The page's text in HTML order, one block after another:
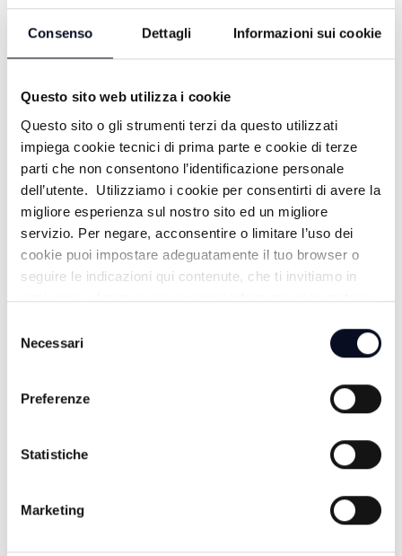
Consenso Dettagli Informazioni sui cookie
Questo sito web utilizza i cookie
Questo sito o gli strumenti terzi da questo utilizzati
impiega cookie tecnici di prima parte e cookie di terze
parti che non consentono l’identificazione personale
dell’utente. Utilizziamo i cookie per consentirti di avere la
migliore esperienza sul nostro sito ed un migliore
servizio. Per negare, acconsentire o limitare l’uso dei
cookie puoi impostare adeguatamente il tuo browser o
seguire le indicazioni qui contenute, che ti invitiamo in
ogni caso a leggere per maggiori informazioni in materia
delNecessari
Preferenze
Statistiche
Marketing
ALTRE NOTIZIE TUTTE LE NOTIZIE
semifinale scudetto
6 AGOSTO 2026